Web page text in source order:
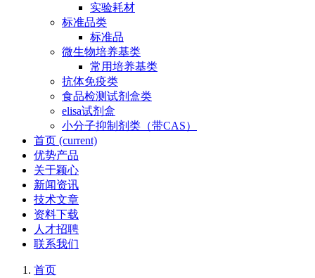
实验耗材
标准品类
标准品
微生物培养基类
常用培养基类
抗体免疫类
食品检测试剂盒类
elisa试剂盒
小分子抑制剂类（带CAS）
首页 (current)
优势产品
关于颖心
新闻资讯
技术文章
资料下载
人才招聘
联系我们
首页